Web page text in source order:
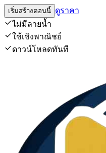
เริ่มสร้างตอนนี้ ดูราคา
ไม่มีลายน้ำ
ใช้เชิงพาณิชย์
ดาวน์โหลดทันที